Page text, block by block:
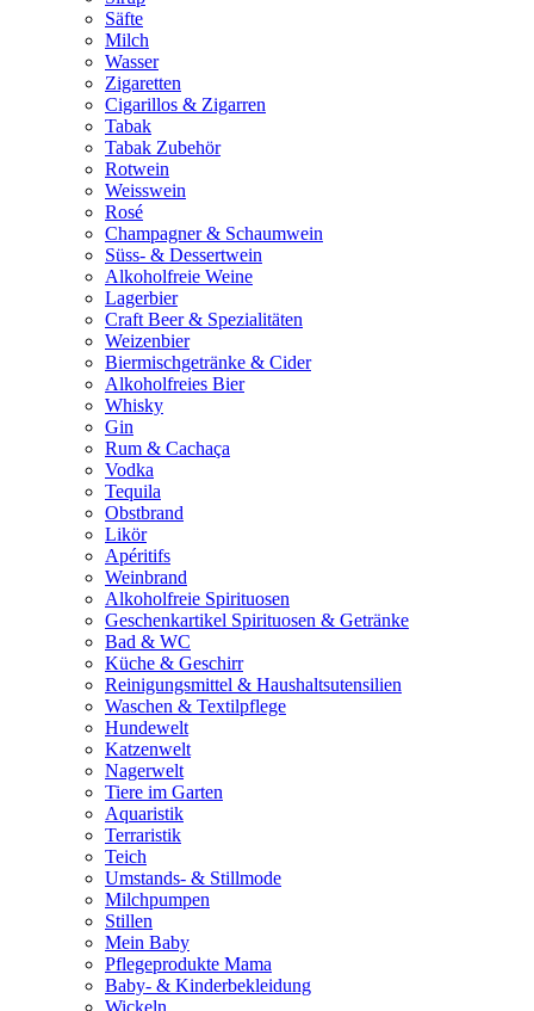
Säfte
Milch
Wasser
Zigaretten
Cigarillos & Zigarren
Tabak
Tabak Zubehör
Rotwein
Weisswein
Rosé
Champagner & Schaumwein
Süss- & Dessertwein
Alkoholfreie Weine
Lagerbier
Craft Beer & Spezialitäten
Weizenbier
Biermischgetränke & Cider
Alkoholfreies Bier
Whisky
Gin
Rum & Cachaça
Vodka
Tequila
Obstbrand
Likör
Apéritifs
Weinbrand
Alkoholfreie Spirituosen
Geschenkartikel Spirituosen & Getränke
Bad & WC
Küche & Geschirr
Reinigungsmittel & Haushaltsutensilien
Waschen & Textilpflege
Hundewelt
Katzenwelt
Nagerwelt
Tiere im Garten
Aquaristik
Terraristik
Teich
Umstands- & Stillmode
Milchpumpen
Stillen
Mein Baby
Pflegeprodukte Mama
Baby- & Kinderbekleidung
Wickeln